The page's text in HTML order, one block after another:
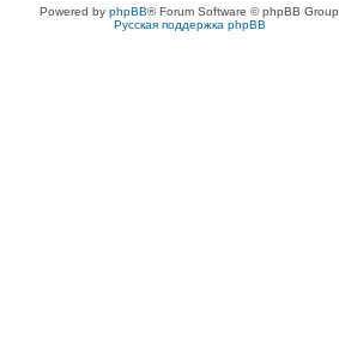
Powered by phpBB® Forum Software © phpBB Group
Русская поддержка phpBB